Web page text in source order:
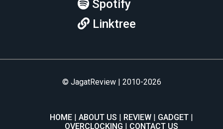
Spotify
Linktree
© JagatReview | 2010-2026
HOME ABOUT US REVIEW
GADGET
OVERCLOCKING
CONTACT US